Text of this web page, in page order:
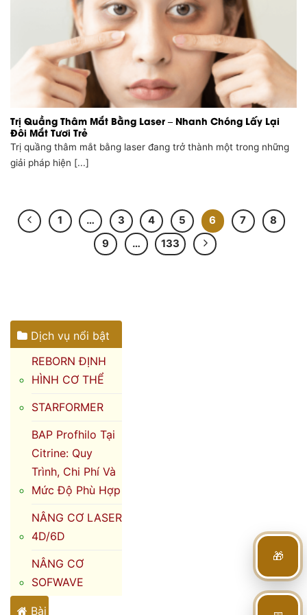
Trị Quầng Thâm Mắt Bằng Laser – Nhanh Chóng Lấy Lại
Đôi Mắt Tươi Trẻ
Trị quầng thâm mắt bằng laser đang trở thành một trong những
giải pháp hiện [...]
1 … 3 4 5 6 7
8
9
… 133
Dịch vụ nổi bật
REBORN ĐỊNH
HÌNH CƠ THỂ
STARFORMER
BAP Profhilo Tại
Citrine: Quy
Trình, Chi Phí Và
Mức Độ Phù Hợp
NÂNG CƠ LASER
4D/6D
NÂNG CƠ
SOFWAVE
Bài
🎁
📅